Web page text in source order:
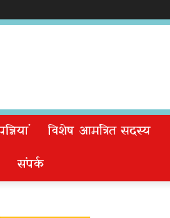
विशेष आमंत्रित सदस्य
संपर्क